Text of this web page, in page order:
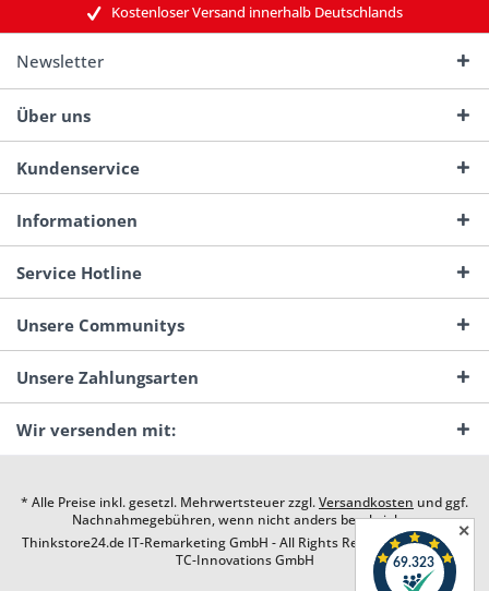
Kostenloser Versand innerhalb Deutschlands
Newsletter
Über uns
Kundenservice
Informationen
Service Hotline
Unsere Communitys
Unsere Zahlungsarten
Wir versenden mit:
* Alle Preise inkl. gesetzl. Mehrwertsteuer zzgl.Versandkosten und ggf.
Nachnahmegebühren, wenn nicht anders beschrieben
Thinkstore24.de IT-Remarketing GmbH - All Rights Reserved. Design by
TC-Innovations GmbH
✕